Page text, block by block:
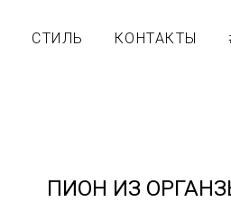
СТИЛЬ КОНТАКТЫ
ПИОН ИЗ